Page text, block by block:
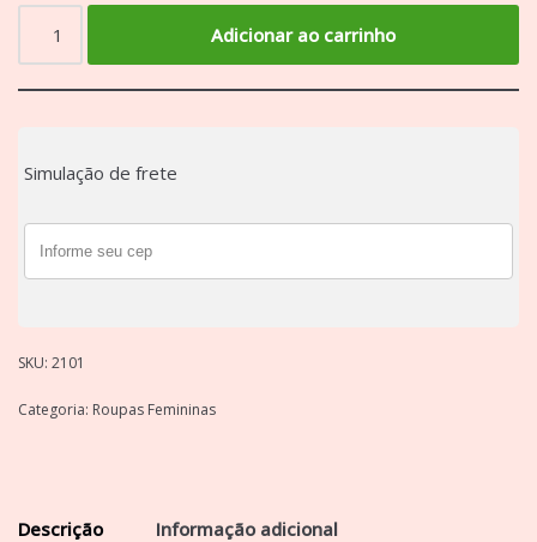
Adicionar ao carrinho
Simulação de frete
SKU: 2101
Categoria: Roupas Femininas
Descrição Informação adicional